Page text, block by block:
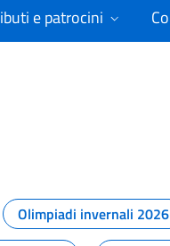
e patrocini
Olimpiadi invernali 2026